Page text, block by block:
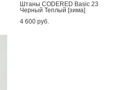
Штаны CODERED Basic 23
Черный Теплый [зима]
4 600 pуб.